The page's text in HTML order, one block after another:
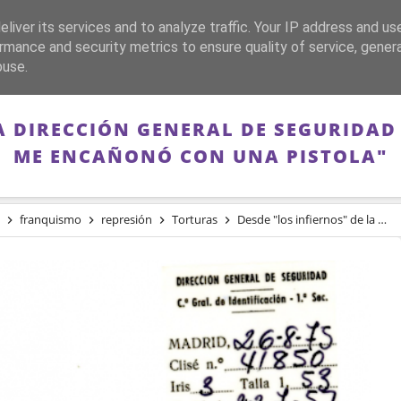
FRANQUISMO GUERRA DE ESPAÑA MEMORIA
DIRECCIÓN GENERAL DE
ME ENCAÑONÓ CON UNA PISTOLA"
franquismo represión Torturas Desde "los infiernos" de la Dirección General de Seguridad franquista: "Billy el Niño me encañonó con una pistola"
its services and to analyze traffic. Your IP address and
and security metrics to ensure quality of service,